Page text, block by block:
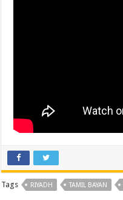
Tags RIYADH TAMIL BAYAN